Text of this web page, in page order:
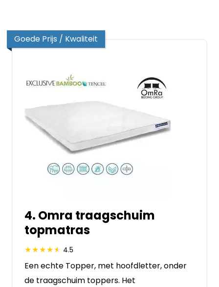
Goede Prijs / Kwaliteit
4. Omra traagschuim
topmatras
4.5
Een echte Topper, met hoofdletter, onder
de traagschuim toppers. Het